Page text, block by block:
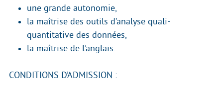
une grande autonomie,
la maîtrise des outils d’analyse quali-
quantitative des données,
la maîtrise de l’anglais.
CONDITIONS D’ADMISSION :